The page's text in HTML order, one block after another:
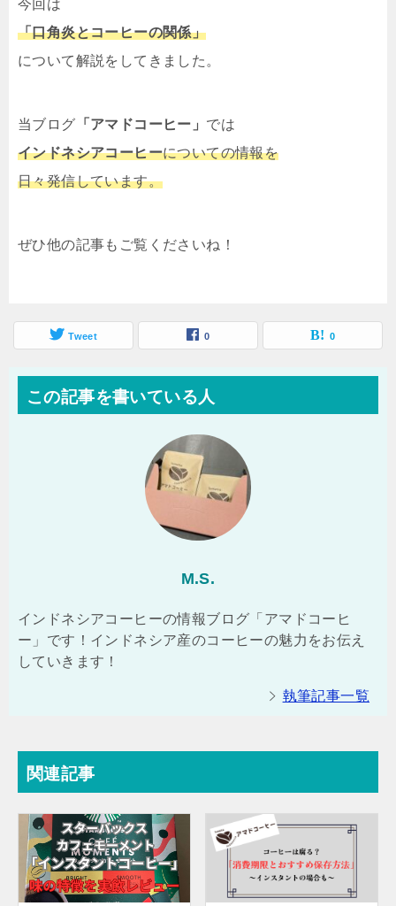
今回は
「口角炎とコーヒーの関係」
について解説をしてきました。
当ブログ 「アマドコーヒー」 では
インドネシアコーヒーについての情報を
日々発信しています。
ぜひ他の記事もご覧くださいね！
Tweet 0 0
この記事を書いている人
M.S.
インドネシアコーヒーの情報ブログ「アマドコーヒ
ー」です！インドネシア産のコーヒーの魅力をお伝え
していきます！
執筆記事一覧
関連記事